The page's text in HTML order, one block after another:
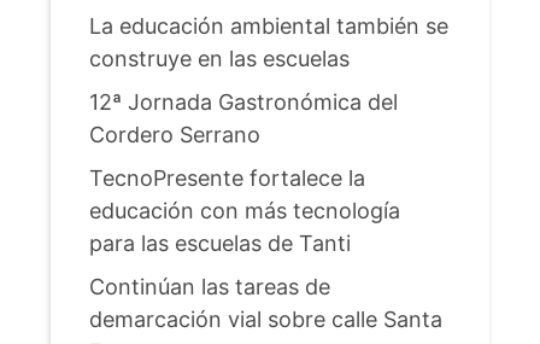
La educación ambiental también se
construye en las escuelas
12ª Jornada Gastronómica del
Cordero Serrano
TecnoPresente fortalece la
educación con más tecnología
para las escuelas de Tanti
Continúan las tareas de
demarcación vial sobre calle Santa